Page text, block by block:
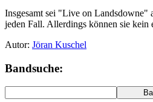
Insgesamt sei "Live on Landsdowne"
jeden Fall. Allerdings können sie kein
Autor: Jöran Kuschel
Bandsuche: